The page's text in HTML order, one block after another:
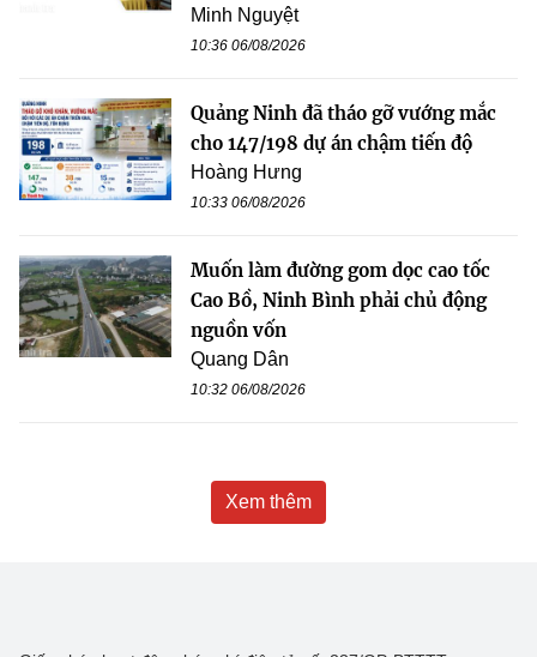
Minh Nguyệt
10:36 06/08/2026
Quảng Ninh đã tháo gỡ vướng mắc
cho 147/198 dự án chậm tiến độ
Hoàng Hưng
10:33 06/08/2026
Muốn làm đường gom dọc cao tốc
Cao Bồ, Ninh Bình phải chủ động
nguồn vốn
Quang Dân
10:32 06/08/2026
Xem thêm